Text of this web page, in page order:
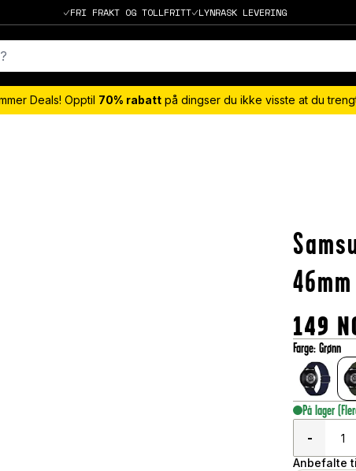
FRI FRAKT OG TOLLFRITT LYNRASK LEVERING
Deals! Opptil 70% rabattpå dingser du ikke visste at du
149
Farge:Grønn
På lager
-
Anbefalte